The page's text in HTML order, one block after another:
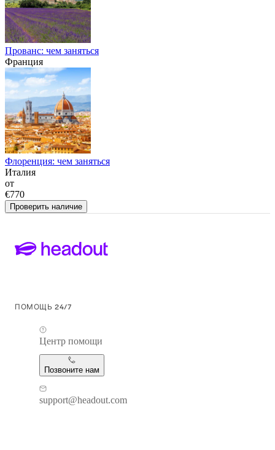
Прованс: чем заняться
Франция
Флоренция: чем заняться
Италия
от
€770
Проверить наличие
ПОМОЩЬ 24/7
Центр помощи
Позвоните нам
support@headout.com